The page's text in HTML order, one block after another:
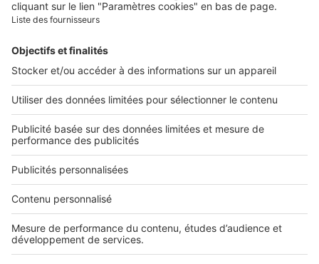
Presse
Nos applications
Découvrez nos applications
Services pro